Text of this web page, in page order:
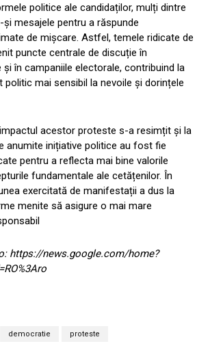
politice ale candidaților, mulți dintre
mesajele pentru a răspunde
de mișcare. Astfel, temele ridicate de
puncte centrale de discuție în
în campaniile electorale, contribuind la
politic mai sensibil la nevoile și dorințele
acestor proteste s-a resimțit și la
anumite inițiative politice au fost fie
pentru a reflecta mai bine valorile
fundamentale ale cetățenilor. În
exercitată de manifestații a dus la
menite să asigure o mai mare
https://news.google.com/home?
democratie proteste